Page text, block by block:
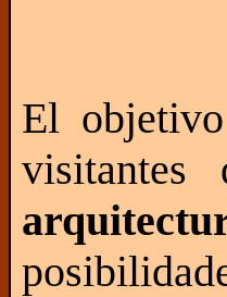
El